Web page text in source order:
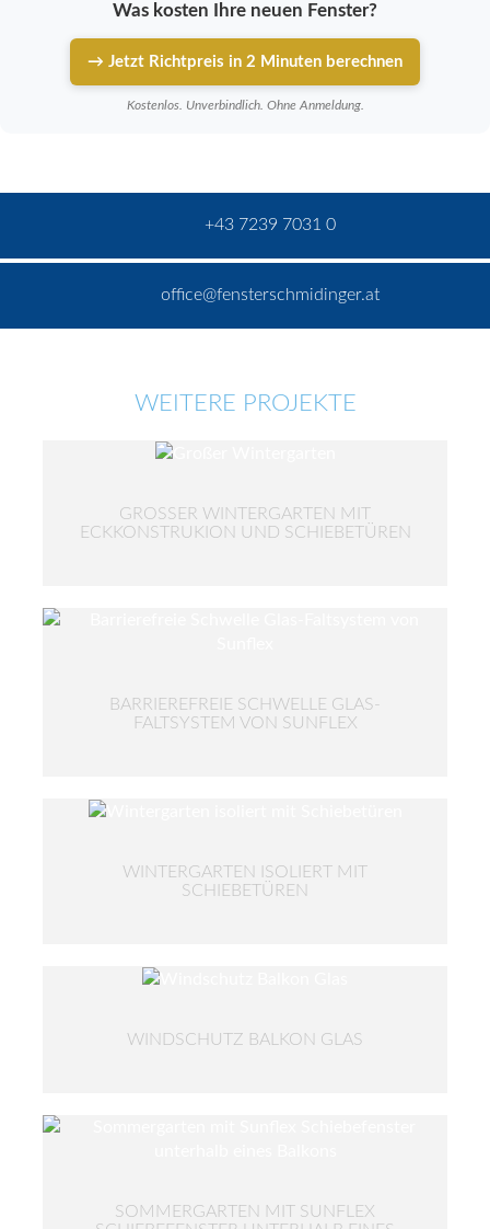
Was kosten Ihre neuen Fenster?
→ Jetzt Richtpreis in 2 Minuten berechnen
Kostenlos. Unverbindlich. Ohne Anmeldung.
+43 7239 7031 0
office@fensterschmidinger.at
WEITERE PROJEKTE
GROSSER WINTERGARTEN MIT E
CKKONSTRUKION UND SCHIEBETÜREN
BARRIEREFREIE SCHWELLE GLAS-
FALTSYSTEM VON SUNFLEX
WINTERGARTEN ISOLIERT MIT
SCHIEBETÜREN
WINDSCHUTZ BALKON GLAS
SOMMERGARTEN MIT SUNFLEX